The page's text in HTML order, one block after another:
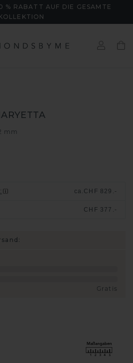
% RABATT AUF DIE GESAMTE
mm
: ca. CHF 829.-
CHF 377.-
Gratis